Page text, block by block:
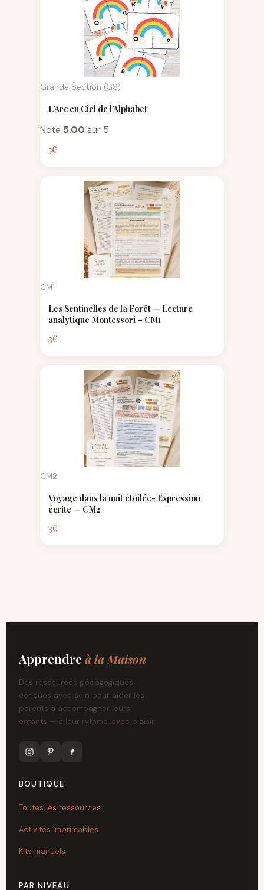
Grande Section (GS)
L’Arc en Ciel de l’Alphabet
Note 5.00 sur 5
5€
CM1
Les Sentinelles de la Forêt — Lecture
analytique Montessori – CM1
3€
CM2
Voyage dans la nuit étoilée- Expression
écrite — CM2
3€
Apprendre à la Maison
Des ressources pédagogiques
conçues avec soin pour aider les
parents à accompagner leurs
enfants — à leur rythme, avec plaisir.
BOUTIQUE
Toutes les ressources
Activités imprimables
Kits manuels
PAR NIVEAU